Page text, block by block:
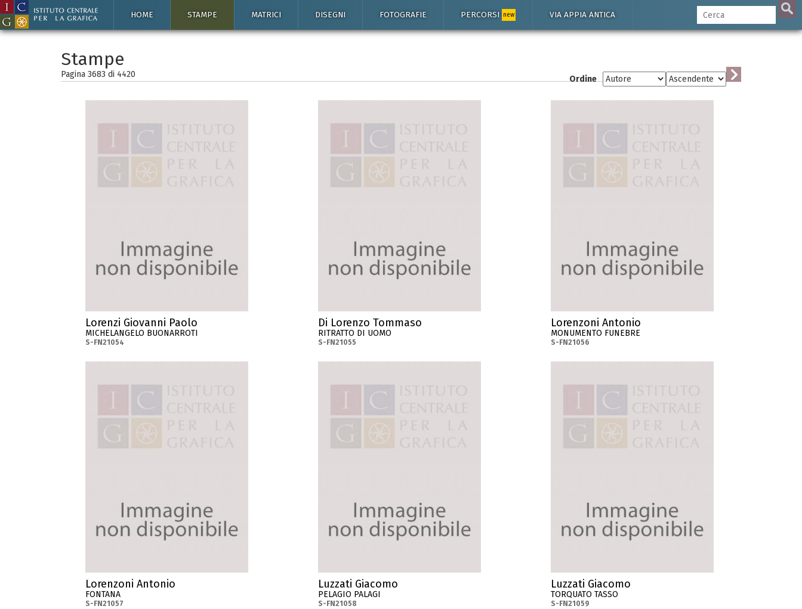
HOME STAMPE MATRICI DISEGNI FOTOGRAFIE PERCORSI new VIA APPIA ANTICA
Stampe
Pagina 3683 di 4420 Ordine
Lorenzi Giovanni Paolo
MICHELANGELO BUONARROTI
S-FN21054
Di Lorenzo Tommaso
RITRATTO DI UOMO
S-FN21055
Lorenzoni Antonio
MONUMENTO FUNEBRE
S-FN21056
Lorenzoni Antonio
FONTANA
S-FN21057
Luzzati Giacomo
PELAGIO PALAGI
S-FN21058
Luzzati Giacomo
TORQUATO TASSO
S-FN21059